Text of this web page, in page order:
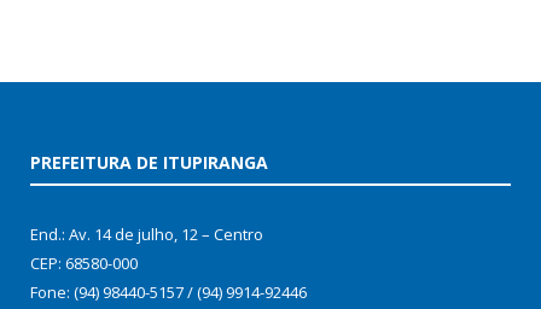
PREFEITURA DE ITUPIRANGA
End.: Av. 14 de julho, 12 – Centro
CEP: 68580-000
Fone: (94) 98440-5157 / (94) 9914-92446